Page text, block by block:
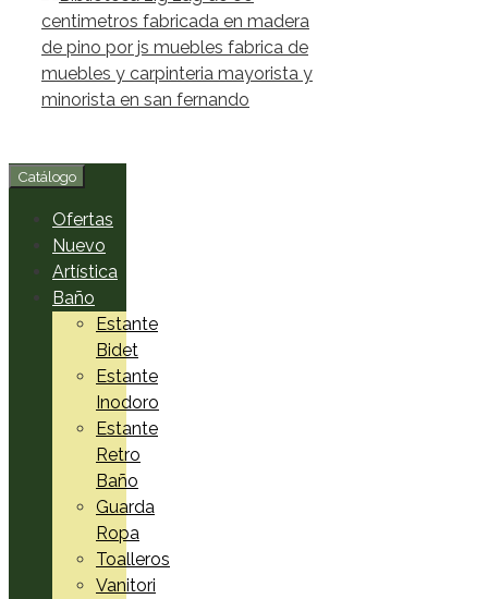
Catálogo
Ofertas
Nuevo
Artística
Baño
Estante
Bidet
Estante
Inodoro
Estante
Retro
Baño
Guarda
Ropa
Toalleros
Vanitori